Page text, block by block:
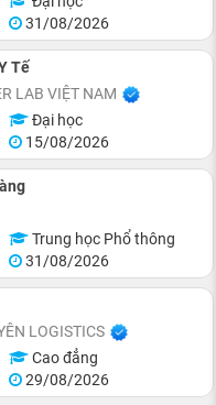
31/08/2026
Tế
LAB VIỆT NAM
Đại học
15/08/2026
Trung học Phổ thông
31/08/2026
LOGISTICS
Cao đẳng
29/08/2026